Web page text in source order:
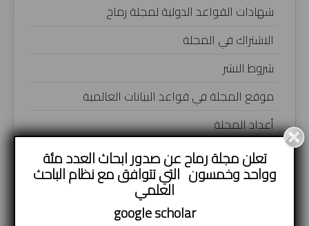
شهادات القواعد الدولية لمجلة رماح
الاشتراك في المجلة
شروط النشر
موقع المجلة في قواعد البيانات العالمية
أعداد المجلة
تعلن مجلة رماح عن صدور ابحاث العدد مئة
وواحد وخمسون التي تتوافق مع نظام الباحث
العلمي
googlescholar